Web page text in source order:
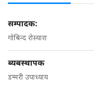
सम्पादक:
गोबिन्द रोस्यारा
ब्यबस्थापक
डम्मरी उपाध्याय